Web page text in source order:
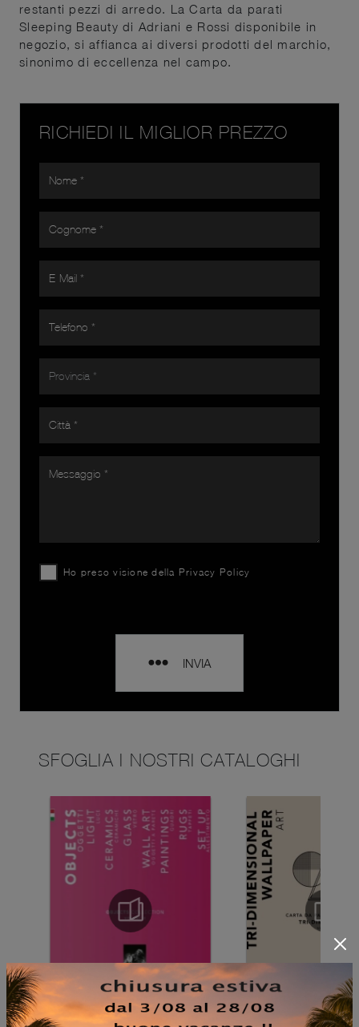
restanti pezzi di arredo. La Carta da parati
Sleeping Beauty di Adriani e Rossi disponibile in
negozio, si affianca ai diversi prodotti del marchio,
sinonimo di eccellenza nel campo.
RICHIEDI IL MIGLIOR PREZZO
Ho preso visione della Privacy Policy
INVIA
SFOGLIA I NOSTRI CATALOGHI